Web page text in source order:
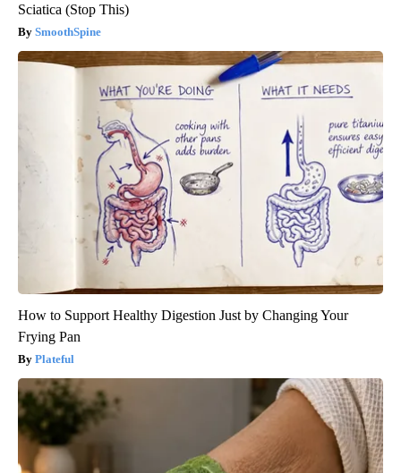
Sciatica (Stop This)
SmoothSpine
How to Support Healthy Digestion Just by Changing Your
Frying Pan
Plateful